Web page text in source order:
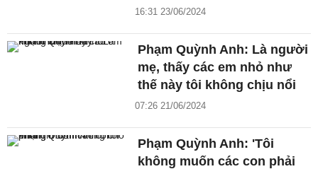
16:31 23/06/2024
Phạm Quỳnh Anh: Là người
mẹ, thấy các em nhỏ như
thế này tôi không chịu nổi
07:26 21/06/2024
Phạm Quỳnh Anh: 'Tôi
không muốn các con phải